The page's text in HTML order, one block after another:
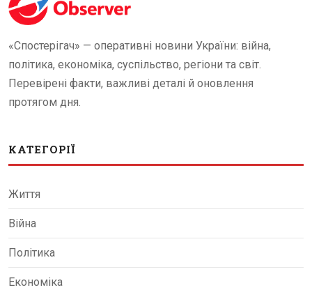
«Спостерігач» — оперативні новини України: війна,
політика, економіка, суспільство, регіони та світ.
Перевірені факти, важливі деталі й оновлення
протягом дня.
КАТЕГОРІЇ
Життя
Війна
Політика
Економіка